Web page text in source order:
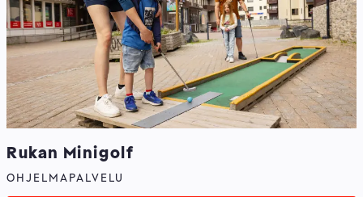
Rukan Minigolf
OHJELMAPALVELU